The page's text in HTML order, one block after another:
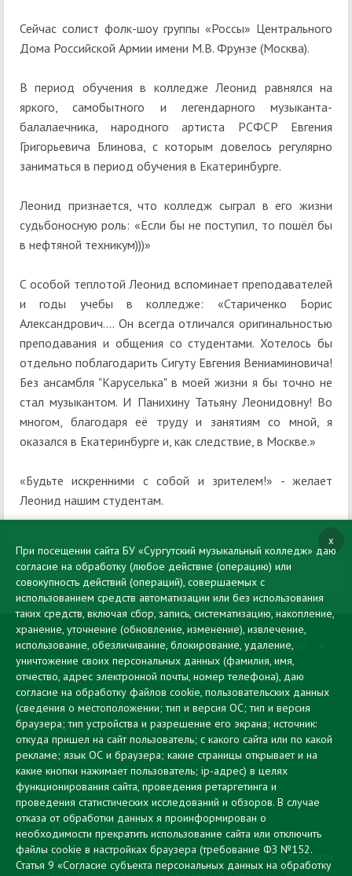
Сейчас солист фолк-шоу группы «Россы» Центрального
Дома Российской Армии имени М.В. Фрунзе (Москва).
В период обучения в колледже Леонид равнялся на
яркого, самобытного и легендарного музыканта-
балалаечника, народного артиста РСФСР Евгения
Григорьевича Блинова, с которым довелось регулярно
заниматься в период обучения в Екатеринбурге.
Леонид признается, что колледж сыграл в его жизни
судьбоносную роль: «Если бы не поступил, то пошёл бы
в нефтяной техникум)))»
С особой теплотой Леонид вспоминает преподавателей
и годы учебы в колледже: «Стариченко Борис
Александрович.... Он всегда отличался оригинальностью
преподавания и общения со студентами. Хотелось бы
отдельно поблагодарить Сигуту Евгения Вениаминовича!
Без ансамбля "Каруселька" в моей жизни я бы точно не
стал музыкантом. И Панихину Татьяну Леонидовну! Во
многом, благодаря её труду и занятиям со мной, я
оказался в Екатеринбурге и, как следствие, в Москве.»
«Будьте искренними с собой и зрителем!» - желает
Леонид нашим студентам.
Мар дяндя
СВЕДЕНИЯ ОБ ОБРАЗОВАТЕЛЬНОЙ ОРГАНИЗАЦИИ
ЦИФРОВАЯ ОБРАЗОВАТЕЛЬНАЯ СРЕДА
АБИТУРИЕНТУ
МУЗЫКА КАК СТИЛЬ ЖИЗНИ
ПРОТИВОДЕЙСТВИЕ КОРРУПЦИИ
© 2026 БУ "Сургутский музыкальный колледж"
г. Сургут, ул. Энтузиастов 28
Работает на 1С-Битрикс: Управление Сайтом. На готовом
x
При посещении сайта БУ «Сургутский музыкальный колледж» даю
согласие на обработку (любое действие (операцию) или
совокупность действий (операций), совершаемых с
использованием средств автоматизации или без использования
таких средств, включая сбор, запись, систематизацию, накопление,
хранение, уточнение (обновление, изменение), извлечение,
использование, обезличивание, блокирование, удаление,
уничтожение своих персональных данных (фамилия, имя,
отчество, адрес электронной почты, номер телефона), даю
согласие на обработку файлов cookie, пользовательских данных
(сведения о местоположении; тип и версия ОС; тип и версия
браузера; тип устройства и разрешение его экрана; источник:
откуда пришел на сайт пользователь; с какого сайта или по какой
рекламе; язык ОС и браузера; какие страницы открывает и на
какие кнопки нажимает пользователь; ip-адрес) в целях
функционирования сайта, проведения ретаргетинга и
проведения статистических исследований и обзоров. В случае
отказа от обработки данных я проинформирован о
необходимости прекратить использование сайта или отключить
файлы cookie в настройках браузера (требование ФЗ №152.
Статья 9 «Согласие субъекта персональных данных на обработку